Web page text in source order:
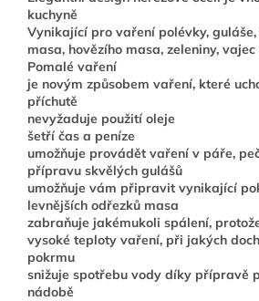
kuchyně
Vynikající pro vaření polévky, guláše,
masa, hovězího masa, zeleniny,
Pomalé vaření
je novým způsobem vaření, které
příchutě
nevyžaduje použití oleje
šetří čas a peníze
umožňuje provádět vaření v páře,
přípravu skvělých gulášů
umožňuje vám připravit vynikající
levnějších odřezků masa
zabraňuje jakémukoli spálení,
vysoké teploty vaření, při jakých
pokrmu
snižuje spotřebu vody díky přípravě
nádobě